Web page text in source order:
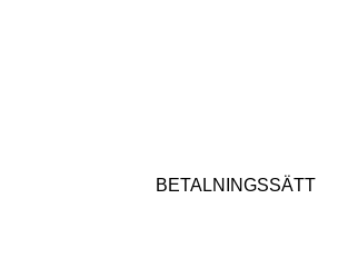
BETALNINGSSÄTT